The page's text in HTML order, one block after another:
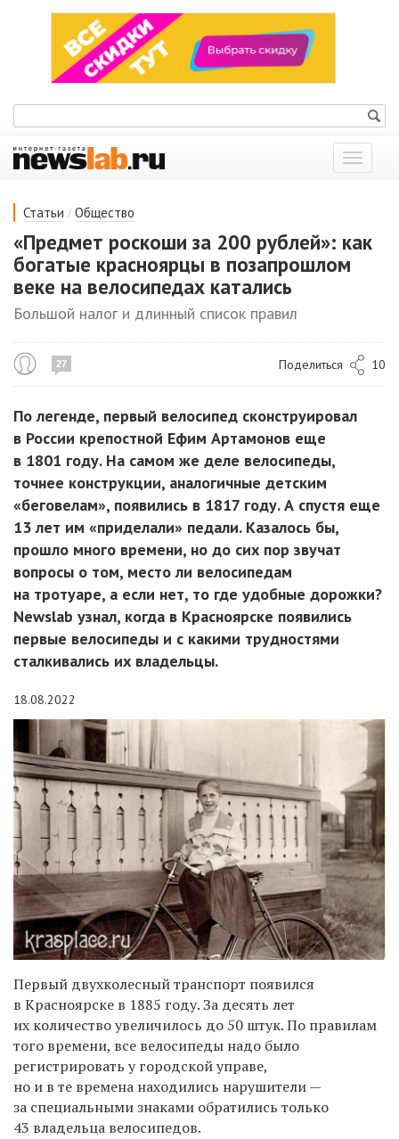
Показать
меню
Статьи / Общество
«Предмет роскоши за 200 рублей»: как
богатые красноярцы в позапрошлом
веке на велосипедах катались
Большой налог и длинный список правил
27 Поделиться 10
По легенде, первый велосипед сконструировал
в России крепостной Ефим Артамонов еще
в 1801 году. На самом же деле велосипеды,
точнее конструкции, аналогичные детским
«беговелам», появились в 1817 году. А спустя еще
13 лет им «приделали» педали. Казалось бы,
прошло много времени, но до сих пор звучат
вопросы о том, место ли велосипедам
на тротуаре, а если нет, то где удобные дорожки?
Newslab узнал, когда в Красноярске появились
первые велосипеды и с какими трудностями
сталкивались их владельцы.
18.08.2022
Первый двухколесный транспорт появился
в Красноярске в 1885 году. За десять лет
их количество увеличилось до 50 штук. По правилам
того времени, все велосипеды надо было
регистрировать у городской управе,
но и в те времена находились нарушители —
за специальными знаками обратились только
43 владельца велосипедов.